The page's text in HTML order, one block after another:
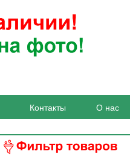
Контакты О нас